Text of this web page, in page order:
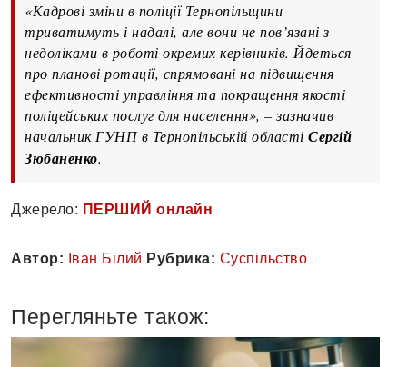
«Кадрові зміни в поліції Тернопільщини
триватимуть і надалі, але вони не пов’язані з
недоліками в роботі окремих керівників. Йдеться
про планові ротації, спрямовані на підвищення
ефективності управління та покращення якості
поліцейських послуг для населення», – зазначив
начальник ГУНП в Тернопільській області Сергій
Зюбаненко.
Джерело: ПЕРШИЙ онлайн
Автор: Іван Білий Рубрика: Суспільство
Перегляньте також: